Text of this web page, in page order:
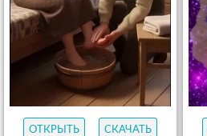
ОТКРЫТЬ СКАЧАТЬ